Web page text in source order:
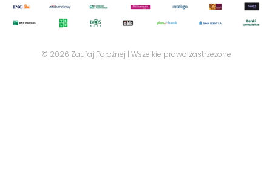
© 2026 Zaufaj Położnej | Wszelkie prawa zastrzeżone